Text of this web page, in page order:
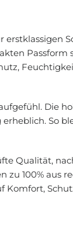
erstklassigen
Passform
Die
So
Qualität,
100% aus
Komfort,